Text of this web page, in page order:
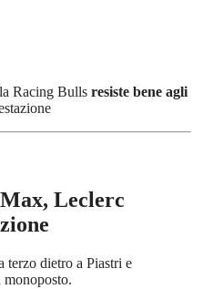
Racing Bulls resiste bene agli
Leclerc
terzo dietro a Piastri e
monoposto.